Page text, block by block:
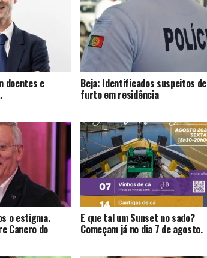
doentes e Beja: Identificados suspeitos de
furto em residência
o estigma.
Cancro do
E que tal um Sunset no sado?
Começam já no dia 7 de agosto.